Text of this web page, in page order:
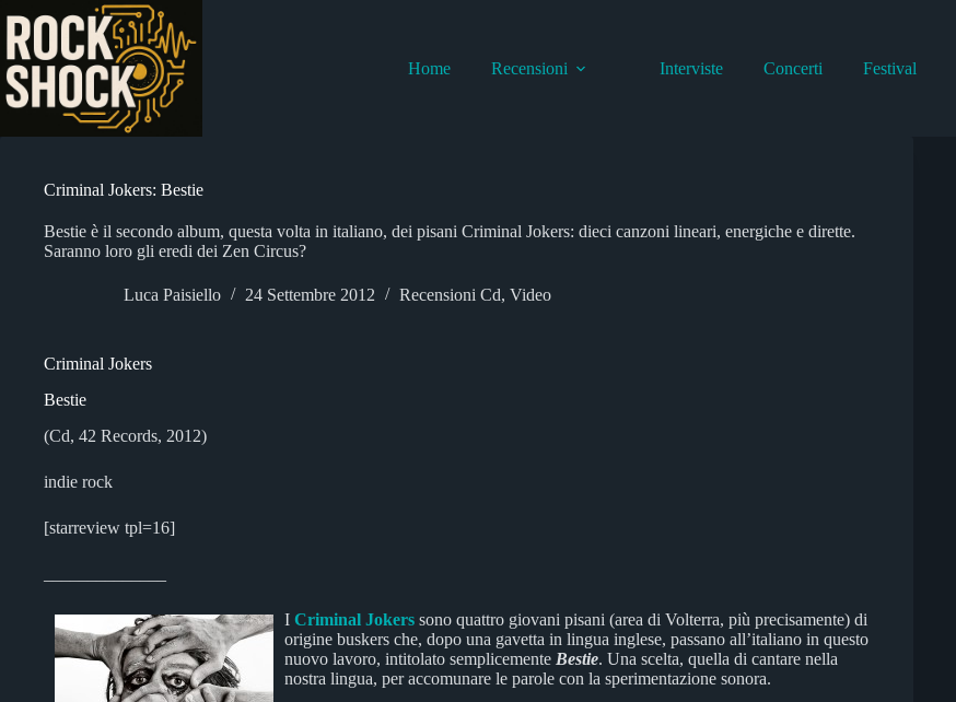
contenuto
Home
Recensioni Interviste Concerti Festival
Criminal Jokers: Bestie
Bestie è il secondo album, questa volta in italiano, dei pisani Criminal Jokers: dieci canzoni lineari, energiche e dirette.
Saranno loro gli eredi dei Zen Circus?
Luca Paisiello 24 Settembre 2012 Recensioni Cd, Video
Criminal Jokers
Bestie
(Cd, 42 Records, 2012)
indie rock
[starreview tpl=16]
I Criminal Jokers sono quattro giovani pisani (area di Volterra, più precisamente) di
origine buskers che, dopo una gavetta in lingua inglese, passano all’italiano in questo
nuovo lavoro, intitolato semplicemente Bestie. Una scelta, quella di cantare nella
nostra lingua, per accomunare le parole con la sperimentazione sonora.